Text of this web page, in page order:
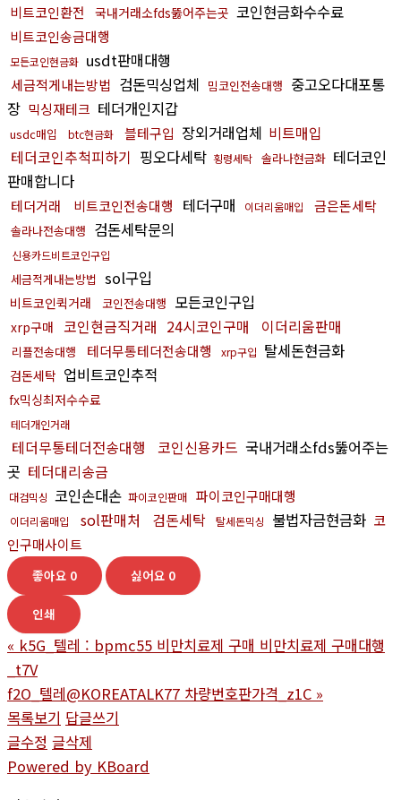
비트코인환전 국내거래소fds뚫어주는곳 코인현금화수수료
비트코인송금대행
모든코인현금화 usdt판매대행
세금적게내는방법 검돈믹싱업체 밈코인전송대행 중고오다대포통
장 믹싱재테크 테더개인지갑
usdc매입 btc현금화 블테구입 장외거래업체 비트매입
테더코인추척피하기 핑오다세탁 횡령세탁 솔라나현금화 테더코인
판매합니다
테더거래 비트코인전송대행 테더구매 이더리움매입 금은돈세탁
솔라나전송대행 검돈세탁문의
신용카드비트코인구입
세금적게내는방법 sol구입
비트코인퀵거래 코인전송대행 모든코인구입
xrp구매 코인현금직거래 24시코인구매 이더리움판매
리플전송대행 테더무통테더전송대행 xrp구입 탈세돈현금화
검돈세탁 업비트코인추적
fx믹싱최저수수료
테더개인거래
테더무통테더전송대행 코인신용카드 국내거래소fds뚫어주는
곳 테더대리송금
대검믹싱 코인손대손 파이코인판매 파이코인구매대행
이더리움매입 sol판매처 검돈세탁 탈세돈믹싱 불법자금현금화 코
인구매사이트
좋아요 0 싫어요 0
인쇄
« k5G_텔레 : bpmc55 비만치료제 구매 비만치료제 구매대행
_t7V
f2O_텔레@KOREATALK77 차량번호판가격_z1C »
목록보기 답글쓰기
글수정 글삭제
Powered by KBoard